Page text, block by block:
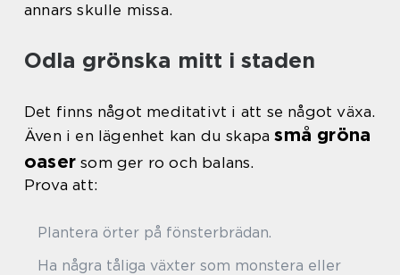
annars skulle missa.
Odla grönska mitt i staden
Det finns något meditativt i att se något växa.
Även i en lägenhet kan du skapasmå gröna
oaser som ger ro och balans.
Prova att:
Plantera örter på fönsterbrädan.
Ha några tåliga växter som monstera eller